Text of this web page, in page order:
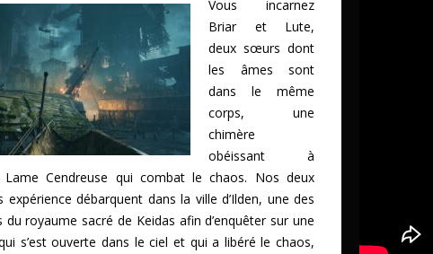
Vous incarnez
Briar et Lute,
deux sœurs dont
les âmes sont
dans le même
corps, une
chimère
obéissant à
Lame Cendreuse qui combat le chaos. Nos deux
expérience débarquent dans la ville d’Ilden, une des
du royaume sacré de Keidas afin d’enquêter sur une
s’est ouverte dans le ciel et qui a libéré le chaos,